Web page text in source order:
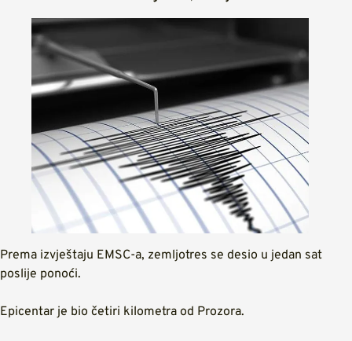
Prema izvještaju EMSC-a, zemljotres se desio u jedan sat
poslije ponoći.
Epicentar je bio četiri kilometra od Prozora.